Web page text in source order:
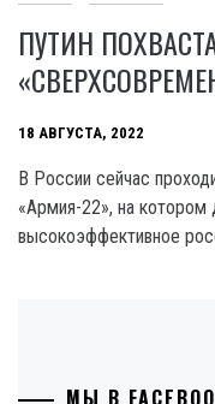
ПУТИН
18 АВГУСТА, 2022
В России сейчас
«Армия-22», на
высокоэффективное
МЫ В